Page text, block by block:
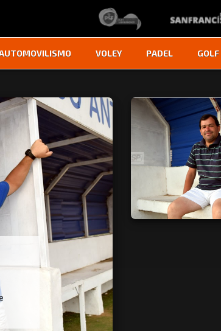
VOLEY PADEL GOLF